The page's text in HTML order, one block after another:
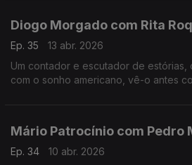
Diogo Morgado com Rita
Ep. 35
13 abr. 2026
Um contador e escutador de estórias,
com o sonho americano, vê-o antes
Mário Patrocínio com Pedro
Ep. 34
10 abr. 2026